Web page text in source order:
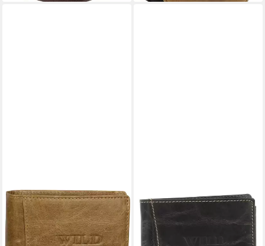
WILD THINGS ONLY !!!
Geldbörse OPJ114X Wild
Things Only Portemonnaie
Geldbörse (Portemonnaie,
WILD THINGS ONLY !!!
Geldbörse Herren Leder
Portmonee Antik used Look
Groß Viele Fächer, Leder in